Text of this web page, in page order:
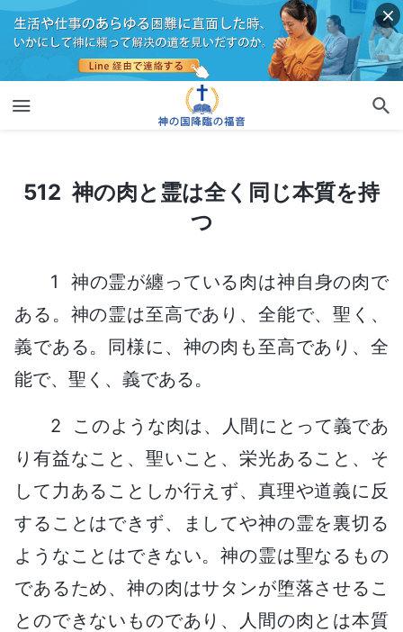
512 神の肉と霊は全く同じ本質を持つ
512 神の肉と霊は全く同じ本質を持
つ
1 神の霊が纏っている肉は神自身の肉で
ある。神の霊は至高であり、全能で、聖く、
義である。同様に、神の肉も至高であり、全
能で、聖く、義である。
2 このような肉は、人間にとって義であ
り有益なこと、聖いこと、栄光あること、そ
して力あることしか行えず、真理や道義に反
することはできず、ましてや神の霊を裏切る
ようなことはできない。神の霊は聖なるもの
であるため、神の肉はサタンが堕落させるこ
とのできないものであり、人間の肉とは本質